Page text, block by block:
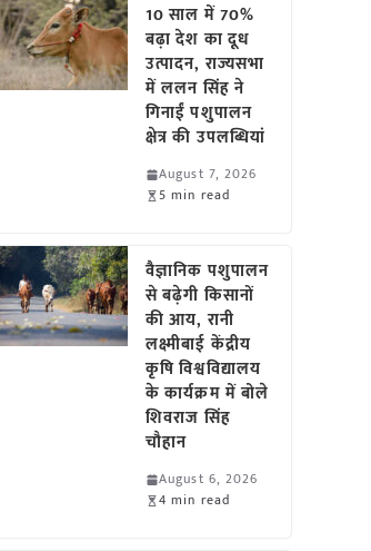
10 साल में 70%
बढ़ा देश का दूध
उत्पादन, राज्यसभा
में ललन सिंह ने
गिनाईं पशुपालन
क्षेत्र की उपलब्धियां
August 7, 2026
5 min read
वैज्ञानिक पशुपालन
से बढ़ेगी किसानों
की आय, रानी
लक्ष्मीबाई केंद्रीय
कृषि विश्वविद्यालय
के कार्यक्रम में बोले
शिवराज सिंह
चौहान
August 6, 2026
4 min read